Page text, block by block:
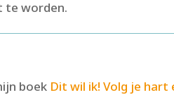
te worden.
boek Dit wil ik! Volg je hart